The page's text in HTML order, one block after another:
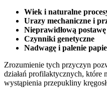
Wiek i naturalne
Urazy mechaniczne i
Nieprawidłową postawę
Czynniki genetyczne
Nadwagę i palenie
Zrozumienie tych przyczyn
działań profilaktycznych, które
wystąpienia przepukliny